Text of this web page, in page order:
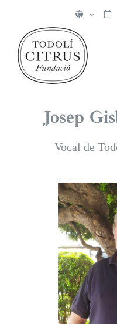
content
Josep
Vocal de